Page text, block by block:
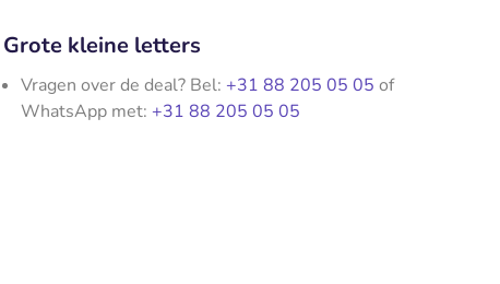
Grote kleine letters
Vragen over de deal? Bel: +31 88 205 05 05 of
WhatsApp met: +31 88 205 05 05